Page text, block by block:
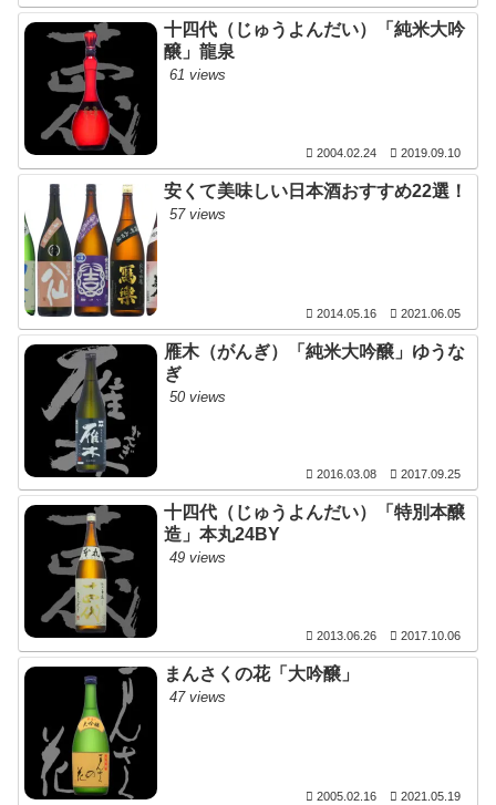
十四代（じゅうよんだい）「純米大吟
醸」龍泉
61 views
2004.02.24 2019.09.10
安くて美味しい日本酒おすすめ22選！
57 views
2014.05.16 2021.06.05
雁木（がんぎ）「純米大吟醸」ゆうな
ぎ
50 views
2016.03.08 2017.09.25
十四代（じゅうよんだい）「特別本醸
造」本丸24BY
49 views
2013.06.26 2017.10.06
まんさくの花「大吟醸」
47 views
2005.02.16 2021.05.19